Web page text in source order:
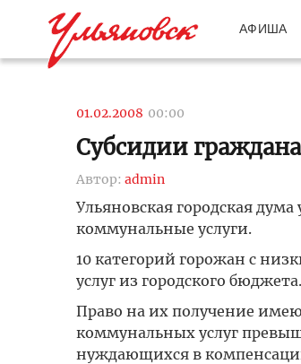
АФИША
01.02.2008 00:00
Субсидии
Автор: admin
Ульяновская городская
коммунальные услуги.
10 категорий горожан с
услуг из городского бюджета.
Право на их получение
коммунальных услуг
нуждающихся в